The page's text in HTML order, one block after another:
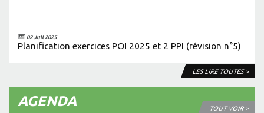
02 Juil 2025
Planification exercices POI 2025 et 2 PPI (révision n°5)
LES LIRE TOUTES >
AGENDA TOUT VOIR >